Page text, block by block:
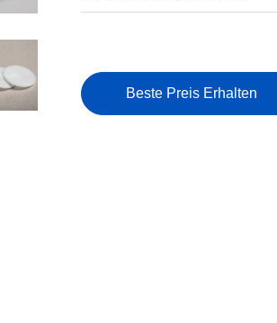
Beste Preis Erhalten